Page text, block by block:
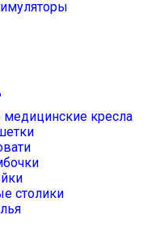
кресла
столики